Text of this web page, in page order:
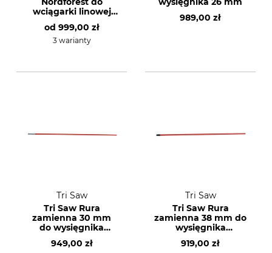
wciągarki linowej
3200 kg
od 999,00 zł
3 warianty
989,00 zł
Tri Saw
Tri Saw Rura
zamienna 30 mm
do wysięgnika
teleskopowego Tri
Saw Lock 25 KKG
949,00 zł
Tri Saw
Tri Saw Rura
zamienna 38 mm do
wysięgnika
teleskopowego Tri
Saw Lock 25 KKG
919,00 zł